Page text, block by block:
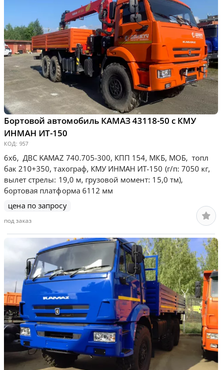
Бортовой автомобиль КАМАЗ 43118-50 с КМУ
ИНМАН ИТ-150
КОД: 957
6х6, ДВС KAMAZ 740.705-300, КПП 154, МКБ, МОБ, топл
бак 210+350, тахограф, КМУ ИНМАН ИТ-150 (г/п: 7050 кг,
вылет стрелы: 19,0 м, грузовой момент: 15,0 тм),
бортовая платформа 6112 мм
цена по запросу
под заказ